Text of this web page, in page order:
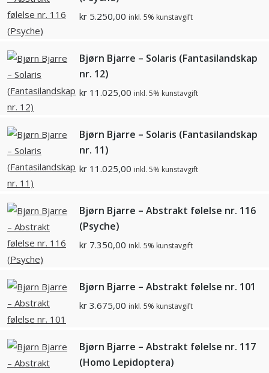
kr 5.250,00 inkl. 5% kunstavgift
Bjørn Bjarre – Solaris (Fantasilandskap
nr. 12)
kr 11.025,00 inkl. 5% kunstavgift
Bjørn Bjarre – Solaris (Fantasilandskap
nr. 11)
kr 11.025,00 inkl. 5% kunstavgift
Bjørn Bjarre – Abstrakt følelse nr. 116
(Psyche)
kr 7.350,00 inkl. 5% kunstavgift
Bjørn Bjarre – Abstrakt følelse nr. 101
kr 3.675,00 inkl. 5% kunstavgift
Bjørn Bjarre – Abstrakt følelse nr. 117
(Homo Lepidoptera)